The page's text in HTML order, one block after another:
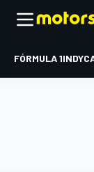
FÓRMULA 1